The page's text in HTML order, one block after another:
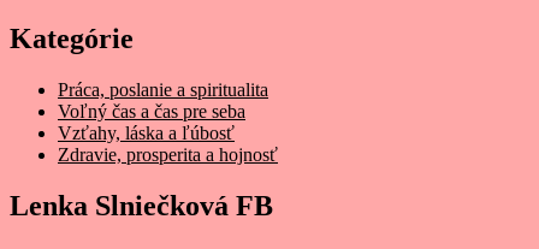
Kategórie
Práca, poslanie a spiritualita
Voľný čas a čas pre seba
Vzťahy, láska a ľúbosť
Zdravie, prosperita a hojnosť
Lenka Slniečková FB